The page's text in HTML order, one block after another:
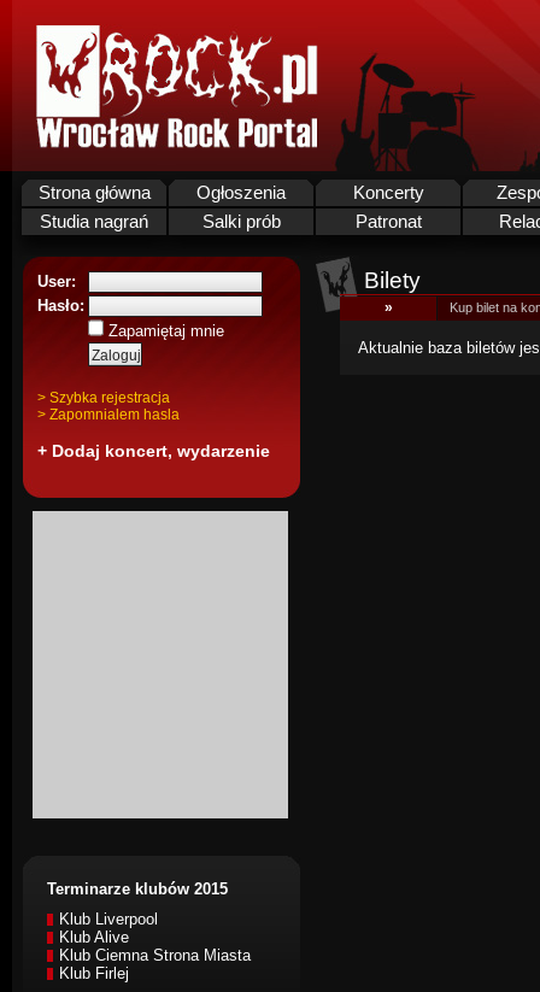
Strona główna Ogłoszenia Koncerty
Studia nagrań
Salki prób Patronat
User:
Hasło:
Zapamiętaj mnie
> Szybka rejestracja
> Zapomnialem hasla
+ Dodaj koncert, wydarzenie
Terminarze klubów 2015
Klub Liverpool
Klub Alive
Klub Ciemna Strona Miasta
Klub Firlej
Bilety
» Kup bilet na
Aktualnie baza biletów